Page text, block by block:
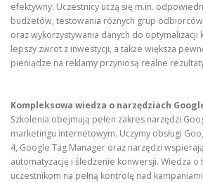
efektywny. Uczestnicy uczą się m.in.
budżetów, testowania różnych grup
oraz wykorzystywania danych do optymalizacji
lepszy zwrot z inwestycji, a także większa
pieniądze na reklamy przyniosą realne
Kompleksowa wiedza o narzędziach
Szkolenia obejmują pełen zakres narzędzi
marketingu internetowym. Uczymy obsługi
4, Google Tag Manager oraz narzędzi
automatyzację i śledzenie konwersji. Wiedza o
uczestnikom na pełną kontrolę nad